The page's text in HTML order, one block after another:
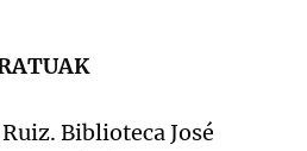
Biblioteca José